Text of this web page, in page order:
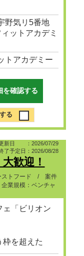
野気リ5番地
ットアカデミ
トアカデミー
を確認する
る
新日 ：2026/07/29
了予定日：2026/08/28
歓迎！
ストフード / 案件
業規模：ベンチャ
ェ「ビリオン
枠を超えた
」を演出した